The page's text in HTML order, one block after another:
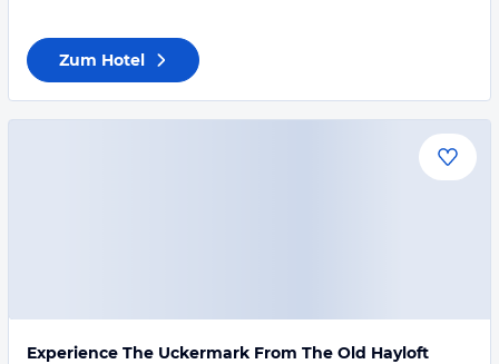
Zum Hotel
Experience The Uckermark From The Old Hayloft